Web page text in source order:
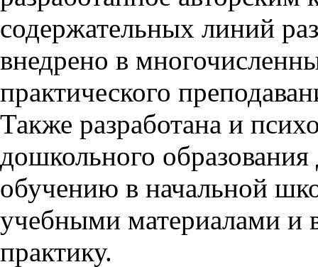
содержательных линий
внедрено в
практического
Также разработана и
дошкольного
обучению в начальной
учебными материалами и
практику.